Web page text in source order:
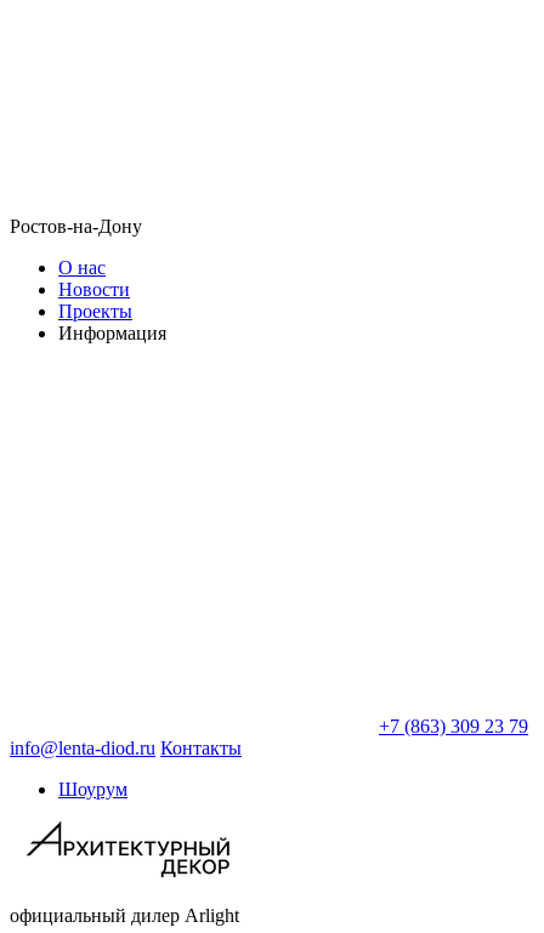
Ростов-на-Дону
О нас
Новости
Проекты
Информация
+7 (863) 309 23 79
info@lenta-diod.ru Контакты
Шоурум
официальный дилер Arlight